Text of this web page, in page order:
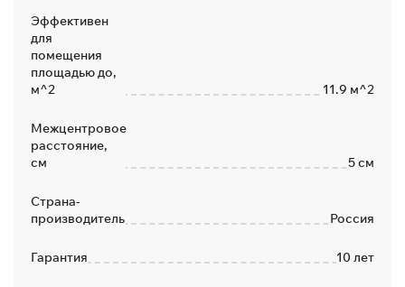
Эффективен
для
помещения
площадью до,
м^2
11.9 м^2
Межцентровое
расстояние,
см
5 см
Страна-
производитель
Россия
Гарантия 10 лет